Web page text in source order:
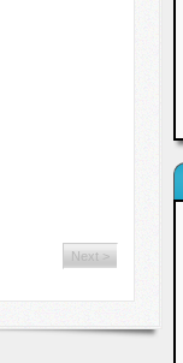
Next >